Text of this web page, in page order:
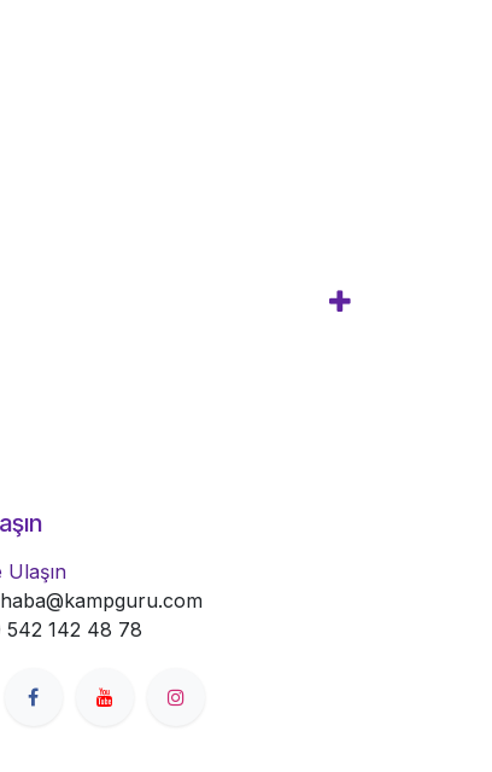
Ulaşın
542 142 48 78